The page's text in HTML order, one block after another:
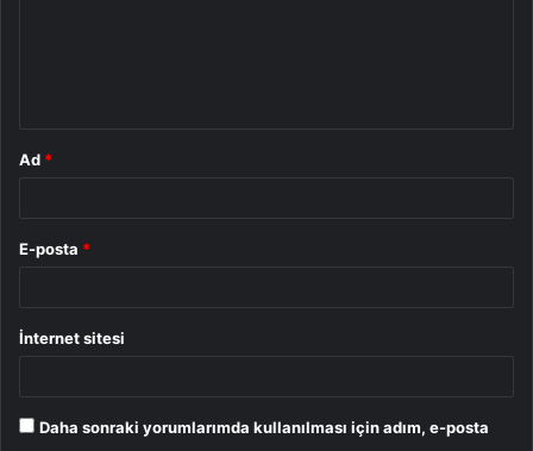
Ad *
E-posta *
İnternet sitesi
Daha sonraki yorumlarımda kullanılması için adım, e-posta